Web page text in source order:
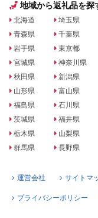
地域から返礼品を探
北海道
青森県
岩手県
宮城県
秋田県
山形県
福島県
茨城県
栃木県
群馬県
埼玉県
千葉県
東京都
神奈川県
新潟県
富山県
石川県
福井県
山梨県
長野県
運営会社 サイトマ
プライバシーポリシー